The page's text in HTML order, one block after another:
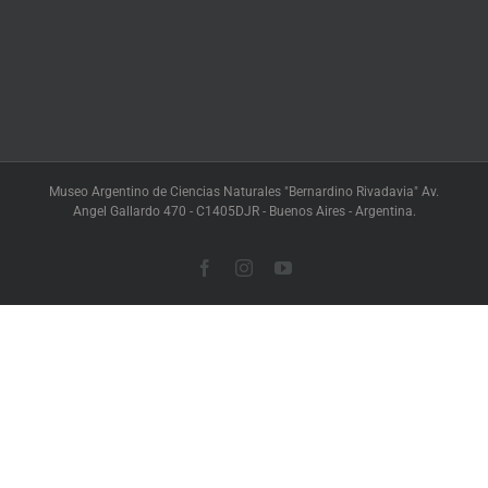
Museo Argentino de Ciencias Naturales "Bernardino Rivadavia" Av.
Angel Gallardo 470 - C1405DJR - Buenos Aires - Argentina.
FacebookInstagramYouTube